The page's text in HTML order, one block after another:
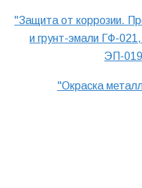
"Защита от коррозии.
и грунт-эмали ГФ-
ЭП-
"Окраска